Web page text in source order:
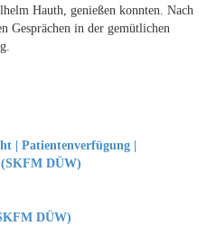
Hauth, genießen konnten. Nach
Gesprächen in der gemütlichen
| Patientenverfügung |
DÜW)
DÜW)